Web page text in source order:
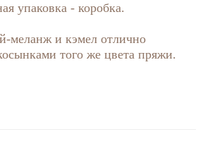
упаковка - коробка.
меланж и кэмел отлично
того же цвета пряжи.